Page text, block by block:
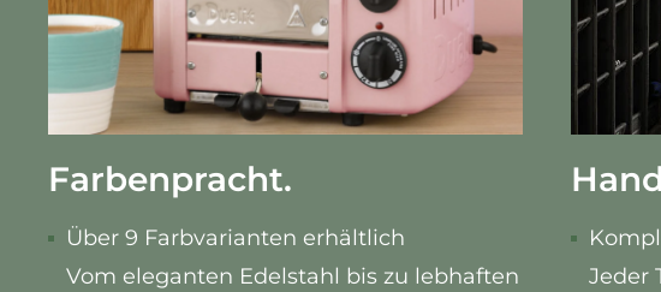
Farbenpracht.
Über 9 Farbvarianten erhältlich
Vom eleganten Edelstahl bis zu lebhaften
Jeder